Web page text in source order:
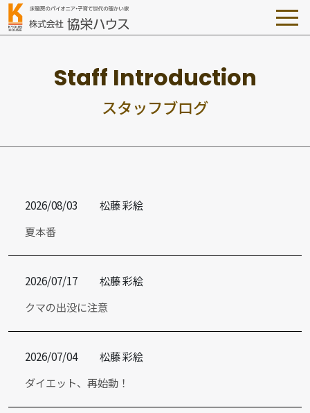
スタッフブログ
2026/08/03
松藤 彩絵
夏本番
2026/07/17
松藤 彩絵
クマの出没に注意
2026/07/04
松藤 彩絵
ダイエット、再始動！